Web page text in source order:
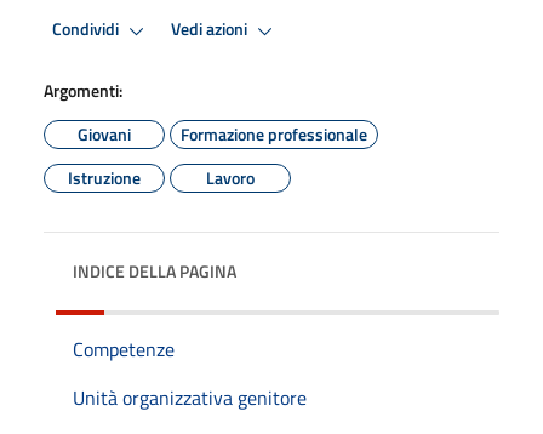
Condividi Vedi azioni
Argomenti:
Giovani
Formazione professionale
Istruzione
Lavoro
INDICE DELLA PAGINA
Competenze
Unità organizzativa genitore